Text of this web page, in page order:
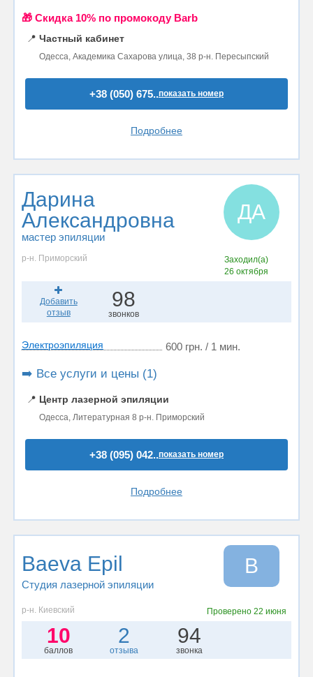
🎁 Cкидка 10% по промокоду Barb
📍 Частный кабинет
Одесса, Академика Сахарова улица, 38 р-н. Пересыпский
+38 (050) 675..показать номер
Подробнее
Дарина
Александровна
мастер эпиляции
ДА
р-н. Приморский
Заходил(а)
26 октября
Добавить
отзыв
98
звонков
Электроэпиляция 600 грн. / 1 мин.
➡️ Все услуги и цены (1)
📍 Центр лазерной эпиляции
Одесса, Литературная 8 р-н. Приморский
+38 (095) 042..показать номер
Подробнее
Baeva Epil
Студия лазерной эпиляции
B
р-н. Киевский Проверено 22 июня
10
баллов
2
отзыва
94
звонка